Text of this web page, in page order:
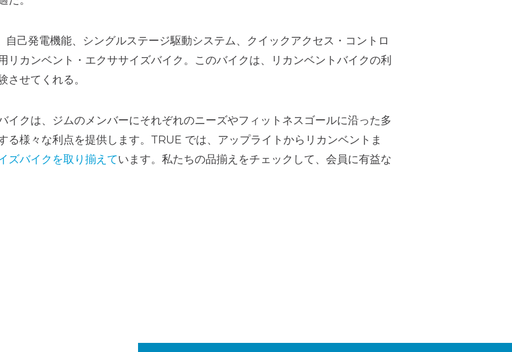
自己発電機能、シングルステージ駆動システム、クイックアクセス・コントロ
リカンベント・エクササイズバイク。このバイクは、リカンベントバイクの利
させてくれる。
イクは、ジムのメンバーにそれぞれのニーズやフィットネスゴールに沿った多
る様々な利点を提供します。TRUE では、アップライトからリカンベントま
ズバイクを取り揃えています。私たちの品揃えをチェックして、会員に有益な